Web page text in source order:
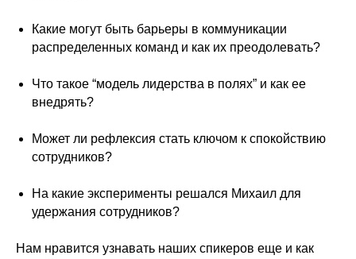
Какие могут быть барьеры в коммуникации
распределенных команд и как их преодолевать?
Что такое “модель лидерства в полях” и как ее
внедрять?
Может ли рефлексия стать ключом к спокойствию
сотрудников?
На какие эксперименты решался Михаил для
удержания сотрудников?
Нам нравится узнавать наших спикеров еще и как